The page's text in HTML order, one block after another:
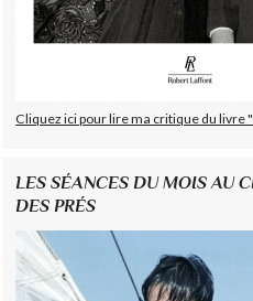
Cliquez ici pour lire ma critique du livre
LES SÉANCES DU MOIS AU
DES PRÉS